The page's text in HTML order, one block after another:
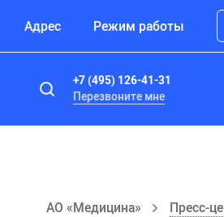
Адрес Режим работы
+7 (495) 126-41-31
Перезвоните мне
АО «Медицина» Пресс-